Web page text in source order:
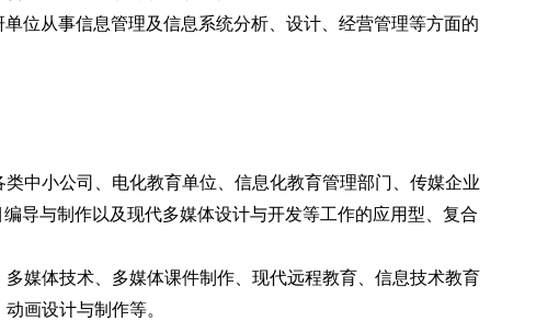
位从事信息管理及信息系统分析、设计、经营管理等方面的
中小公司、电化教育单位、信息化教育管理部门、传媒企业
导与制作以及现代多媒体设计与开发等工作的应用型、复合
媒体技术、多媒体课件制作、现代远程教育、信息技术教育
画设计与制作等。